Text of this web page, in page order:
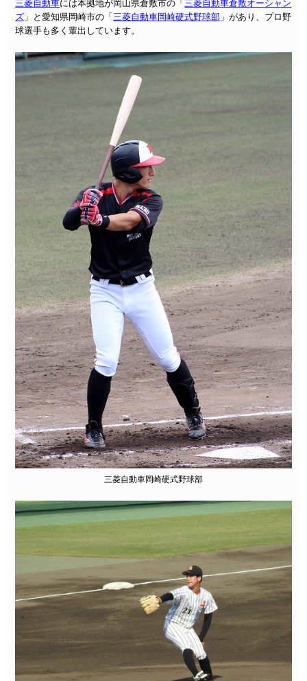
三菱自動車には本拠地が岡山県倉敷市の「三菱自動車倉敷オーシャン
ズ 」と愛知県岡崎市の「三菱自動車岡崎硬式野球部 」があり、プロ野
球選手も多く輩出しています。
三菱自動車岡崎硬式野球部